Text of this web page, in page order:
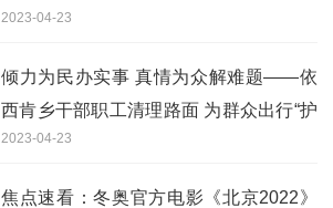
2023-04-23
倾力为民办实事 真情为众解难题——依
西肯乡干部职工清理路面 为群众出行“护
航”-当前视讯
2023-04-23
焦点速看：冬奥官方电影《北京2022》